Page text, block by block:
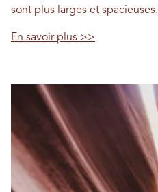
sont plus larges et spacieuses.
En savoir plus >>